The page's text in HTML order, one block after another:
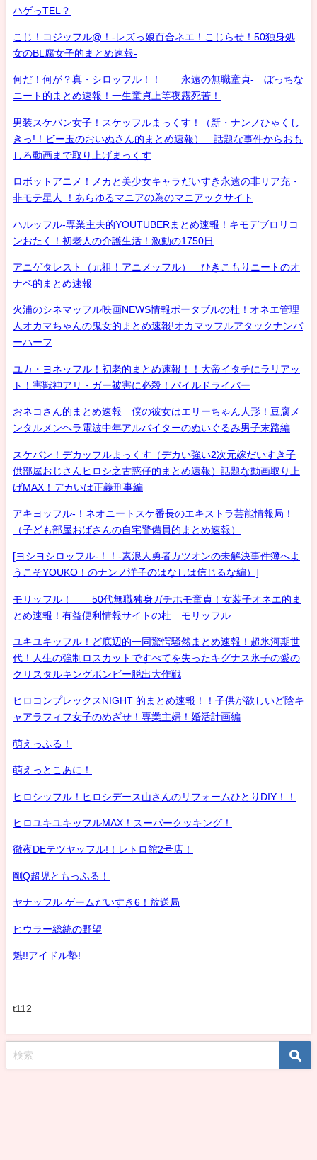
ハゲっTEL？
こじ！コジッフル@！-レズっ娘百合ネエ！こじらせ！50独身処
女のBL腐女子的まとめ速報-
何だ！何が？真・シロッフル！！ 永遠の無職童貞- ぼっちな
ニート的まとめ速報！一生童貞上等夜露死苦！
男装スケバン女子！スケッフルまっくす！（新・ナンノひゃくし
きっ!！ビー玉のおいぬさん的まとめ速報） 話題な事件からおも
しろ動画まで取り上げまっくす
ロボットアニメ！メカと美少女キャラだいすき永遠の非リア充・
非モテ星人 ！あらゆるマニアの為のマニアックサイト
ハルッフル-専業主夫的YOUTUBERまとめ速報！キモデブロリコ
ンおたく！初老人の介護生活！激動の1750日
アニゲタレスト（元祖！アニメッフル） ひきこもりニートのオ
ナベ的まとめ速報
火浦のシネマッフル映画NEWS情報ポータブルの杜！オネエ管理
人オカマちゃんの鬼女的まとめ速報!オカマッフルアタックナンバ
ーハーフ
ユカ・ヨネッフル！初老的まとめ速報！！大帝イタチにラリアッ
ト！害獣神アリ・ガー被害に必殺！パイルドライバー
おネコさん的まとめ速報 僕の彼女はエリーちゃん人形！豆腐メ
ンタルメンヘラ電波中年アルバイターのぬいぐるみ男子末路編
スケバン！デカッフルまっくす（デカい強い2次元嫁だいすき子
供部屋おじさんヒロシ之古惑仔的まとめ速報）話題な動画取り上
げMAX！デカいは正義刑事編
アキヨッフル-！ネオニートスケ番長のエキストラ芸能情報局！
（子ども部屋おばさんの自宅警備員的まとめ速報）
[ヨシヨシロッフル-！！-素浪人勇者カツオンの未解決事件簿へよ
うこそYOUKO！のナンノ洋子のはなしは信じるな編）]
モリッフル！ 50代無職独身ガチホモ童貞！女装子オネエ的ま
とめ速報！有益便利情報サイトの杜 モリッフル
ユキユキッフル！ど底辺的一同驚愕騒然まとめ速報！超氷河期世
代！人生の強制ロスカットですべてを失ったキグナス氷子の愛の
クリスタルキングボンビー脱出大作戦
ヒロコンプレックスNIGHT 的まとめ速報！！子供が欲しいど陰キ
ャアラフィフ女子のめざせ！専業主婦！婚活計画編
萌えっふる！
萌えっとこあに！
ヒロシッフル！ヒロシデース山さんのリフォームひとりDIY！！
ヒロユキユキッフルMAX！スーパークッキング！
徹夜DEテツヤッフル!！レトロ館2号店！
剛Q超児ともっふる！
ヤナッフル ゲームだいすき6！放送局
ヒウラー総統の野望
魁!!アイドル塾!
t112